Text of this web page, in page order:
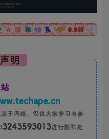
明
站
于网络，仅供大家学习与参
3243593013进行删除处